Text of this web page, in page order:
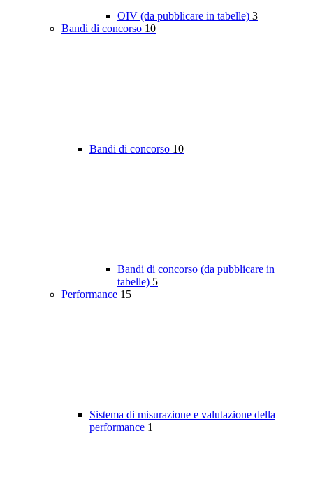
OIV (da pubblicare in tabelle) 3
Bandi di concorso 10
Bandi di concorso 10
Bandi di concorso (da pubblicare in
tabelle) 5
Performance 15
Sistema di misurazione e valutazione della
performance 1